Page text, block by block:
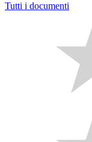
Tutti i documenti